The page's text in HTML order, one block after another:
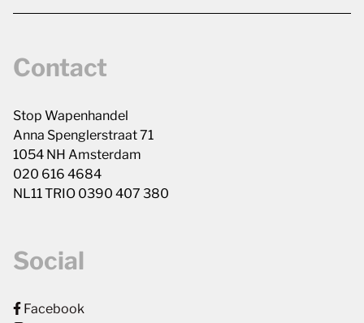
Contact
Stop Wapenhandel
Anna Spenglerstraat 71
1054 NH Amsterdam
020 616 4684
NL11 TRIO 0390 407 380
Social
Facebook